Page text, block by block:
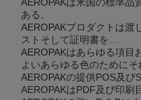
AEROPAKは米国の標準品
ある。
AEROPAKプロダクトは渡
ストそして証明書を…
AEROPAKはあらゆる項目
よいあらゆる色のためにそ
AEROPAKの提供POS及び
AEROPAKはPDF及び印刷